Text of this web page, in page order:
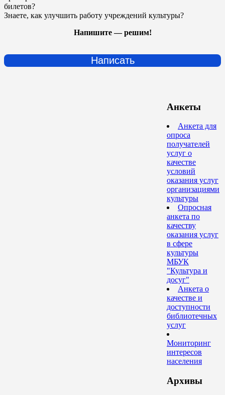
билетов?
Знаете, как улучшить работу учреждений культуры?
Напишите — решим!
Написать
Анкеты
Анкета для
опроса
получателей
услуг о
качестве
условий
оказания услуг
организациями
культуры
Опросная
анкета по
качеству
оказания услуг
в сфере
культуры
МБУК
"Культура и
досуг"
Анкета о
качестве и
доступности
библиотечных
услуг
Мониторинг
интересов
населения
Архивы